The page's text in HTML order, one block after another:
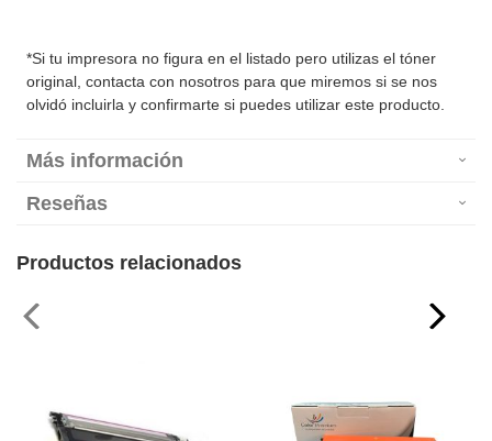
*Si tu impresora no figura en el listado pero utilizas el tóner
original, contacta con nosotros para que miremos si se nos
olvidó incluirla y confirmarte si puedes utilizar este producto.
Más información
Reseñas
Productos relacionados